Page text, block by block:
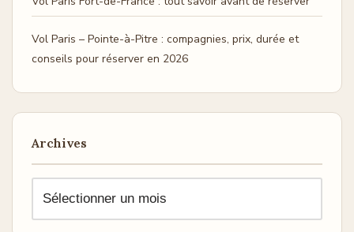
Vol Paris – Pointe-à-Pitre : compagnies, prix, durée et
conseils pour réserver en 2026
Archives